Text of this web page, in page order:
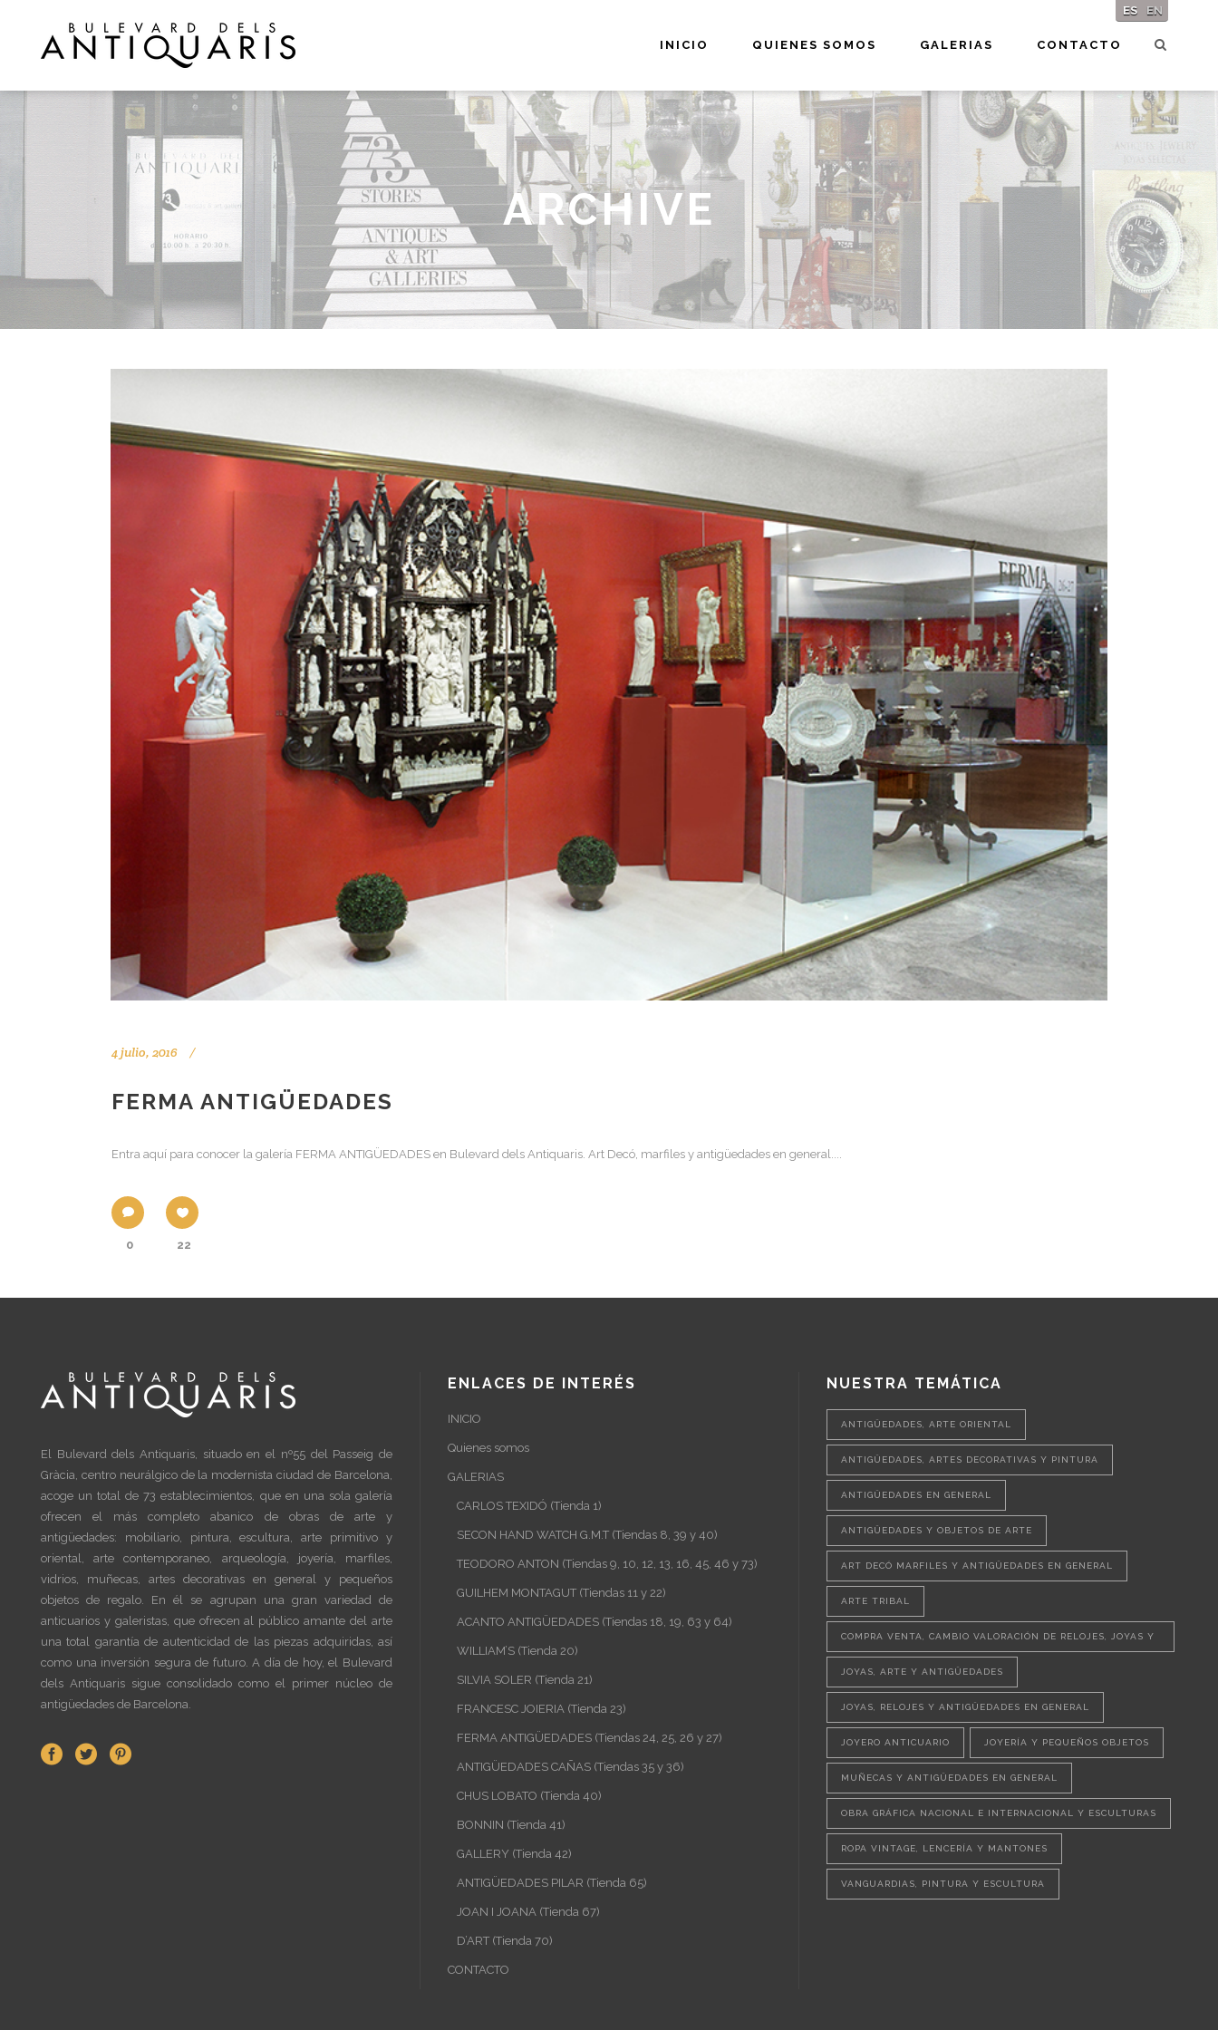
ES EN
INICIO QUIENES SOMOS GALERIAS CONTACTO
ARCHIVE
4 julio, 2016
FERMA ANTIGÜEDADES
Entra aquí para conocer la galería FERMA ANTIGÜEDADES en Bulevard dels Antiquaris. Art Decó, marfiles y antigüedades en general....
0 22
El Bulevard dels Antiquaris, situado en el nº55 del Passeig de
Gràcia, centro neurálgico de la modernista ciudad de Barcelona,
acoge un total de 73 establecimientos, que en una sola galería
ofrecen el más completo abanico de obras de arte y
antigüedades: mobiliario, pintura, escultura, arte primitivo y
oriental, arte contemporaneo, arqueología, joyería, marfiles,
vidrios, muñecas, artes decorativas en general y pequeños
objetos de regalo. En él se agrupan una gran variedad de
anticuarios y galeristas, que ofrecen al público amante del arte
una total garantía de autenticidad de las piezas adquiridas, así
como una inversión segura de futuro. A día de hoy, el Bulevard
dels Antiquaris sigue consolidado como el primer núcleo de
antigüedades de Barcelona.
ENLACES DE INTERÉS
INICIO
Quienes somos
GALERIAS
CARLOS TEXIDÓ (Tienda 1)
SECON HAND WATCH G.M.T (Tiendas 8, 39 y 40)
TEODORO ANTON (Tiendas 9, 10, 12, 13, 16, 45, 46 y 73)
GUILHEM MONTAGUT (Tiendas 11 y 22)
ACANTO ANTIGÜEDADES (Tiendas 18, 19, 63 y 64)
WILLIAM’S (Tienda 20)
SILVIA SOLER (Tienda 21)
FRANCESC JOIERIA (Tienda 23)
FERMA ANTIGÜEDADES (Tiendas 24, 25, 26 y 27)
ANTIGÜEDADES CAÑAS (Tiendas 35 y 36)
CHUS LOBATO (Tienda 40)
BONNIN (Tienda 41)
GALLERY (Tienda 42)
ANTIGÜEDADES PILAR (Tienda 65)
JOAN I JOANA (Tienda 67)
D’ART (Tienda 70)
CONTACTO
NUESTRA TEMÁTICA
ANTIGÜEDADES, ARTE ORIENTAL
ANTIGÜEDADES, ARTES DECORATIVAS Y PINTURA
ANTIGÜEDADES EN GENERAL
ANTIGÜEDADES Y OBJETOS DE ARTE
ART DECÓ MARFILES Y ANTIGÜEDADES EN GENERAL
ARTE TRIBAL
COMPRA VENTA, CAMBIO VALORACIÓN DE RELOJES, JOYAS Y
JOYAS, ARTE Y ANTIGÜEDADES
JOYAS, RELOJES Y ANTIGÜEDADES EN GENERAL
JOYERO ANTICUARIO JOYERÍA Y PEQUEÑOS OBJETOS
MUÑECAS Y ANTIGÜEDADES EN GENERAL
OBRA GRÁFICA NACIONAL E INTERNACIONAL Y ESCULTURAS
ROPA VINTAGE, LENCERÍA Y MANTONES
VANGUARDIAS, PINTURA Y ESCULTURA